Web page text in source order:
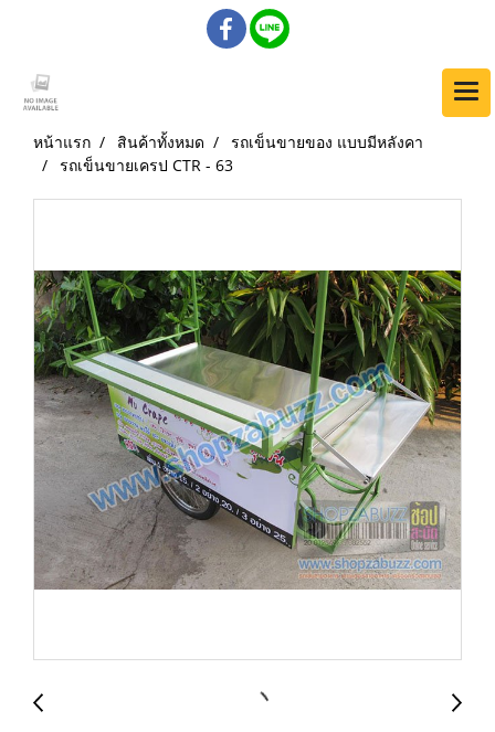
หน้าแรก สินค้าทั้งหมด
รถเข็นขายของ แบบมีหลังคา
รถเข็นขายเครป CTR - 63